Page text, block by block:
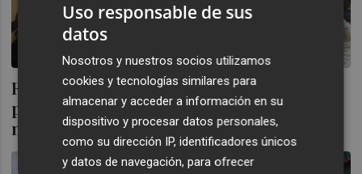
Reciplasa inverteix 200.000 euros en
projectes mediambientals en huit
municipis de Castelló
Uso responsable de sus
datos
Nosotros y nuestros socios utilizamos
cookies y tecnologías similares para
almacenar y acceder a información en su
dispositivo y procesar datos personales,
como su dirección IP, identificadores únicos
y datos de navegación, para ofrecer